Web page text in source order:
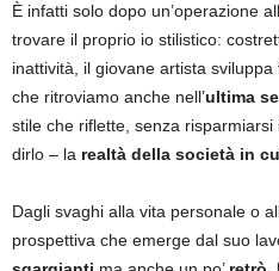
È infatti solo dopo un’operazione
trovare il proprio io stilistico:
inattività, il giovane artista
che ritroviamo anche nell’ultima
stile che riflette, senza
dirlo – la realtà della società in
Dagli svaghi alla vita personale o
prospettiva che emerge dal suo